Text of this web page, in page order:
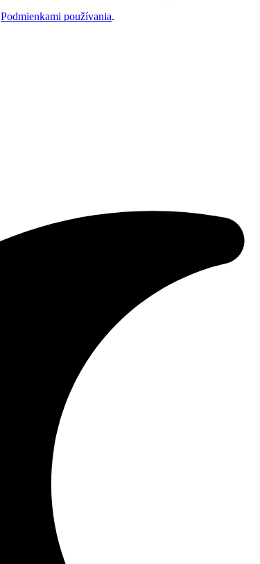
Podmienkami používania.